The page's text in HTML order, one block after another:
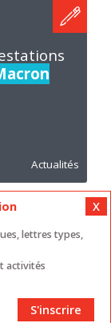
Actualités
CGU
lettres types,
activités
S'inscrire